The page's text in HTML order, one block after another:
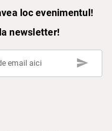
loc evenimentul!
newsletter!
email aici send